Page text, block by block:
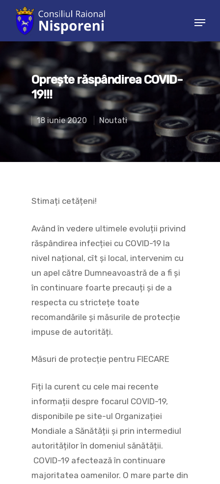
Hit enter to search or ESC to close
Oprește răspândirea COVID-
19!!!
18 iunie 2020 Noutati
Stimați cetățeni!
Având în vedere ultimele evoluții privind
răspândirea infecției cu COVID-19 la
nivel național, cît și local, intervenim cu
un apel către Dumneavoastră de a fi și
în continuare foarte precauți și de a
respecta cu strictețe toate
recomandările și măsurile de protecție
impuse de autorități.
Măsuri de protecție pentru FIECARE
Fiți la curent cu cele mai recente
informații despre focarul COVID-19,
disponibile pe site-ul Organizației
Mondiale a Sănătății și prin intermediul
autorităților în domeniul sănătății.
COVID-19 afectează în continuare
majoritatea oamenilor. O mare parte din